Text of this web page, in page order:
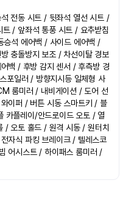
전동 시트 / 뒷좌석 열선 시트 /
/ 앞좌석 통풍 시트 / 요추받침
승석 에어백 / 사이드 에어백 /
충돌방지 보조 / 차선이탈 경보
백 / 후방 감지 센서 / 후측방 경
포일러 / 방향지시등 일체형 사
룸미러 / 내비게이션 / 도어 선
이퍼 / 버튼 시동 스마트키 / 블
카플레이/안드로이드 오토 / 열
/ 오토 홀드 / 원격 시동 / 원터치
자식 파킹 브레이크 / 텔레스코
어시스트 / 하이패스 룸미러 /